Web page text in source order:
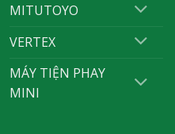
MITUTOYO
VERTEX
MÁY TIỆN PHAY
MINI